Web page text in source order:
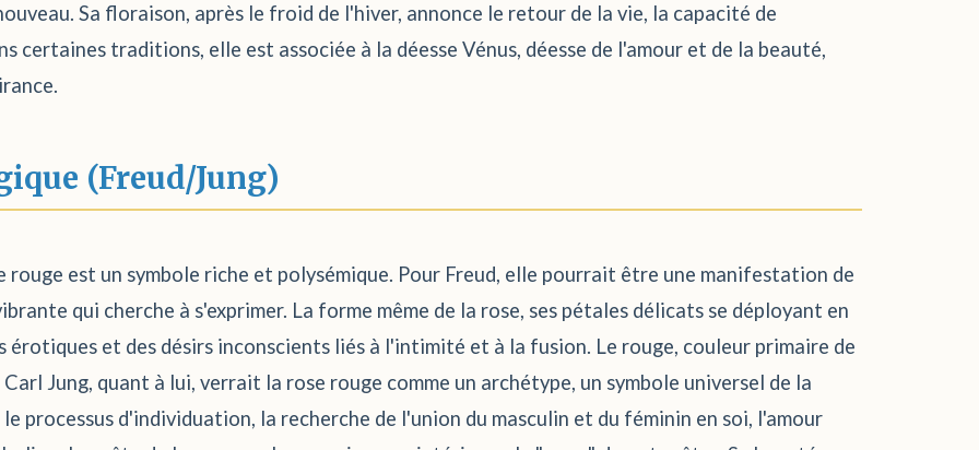
Sa floraison, après le froid de l'hiver, annonce le retour de la vie, la capacité de
certaines traditions, elle est associée à la déesse Vénus, déesse de l'amour et de la beauté,
(Freud/Jung)
rouge est un symbole riche et polysémique. Pour Freud, elle pourrait être une manifestation de
qui cherche à s'exprimer. La forme même de la rose, ses pétales délicats se déployant en
et des désirs inconscients liés à l'intimité et à la fusion. Le rouge, couleur primaire de
Jung, quant à lui, verrait la rose rouge comme un archétype, un symbole universel de la
processus d'individuation, la recherche de l'union du masculin et du féminin en soi, l'amour